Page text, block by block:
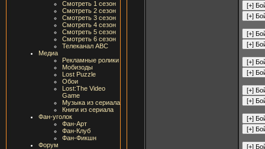
Смотреть 1 сезон
Смотреть 2 сезон
Смотреть 3 сезон
Смотреть 4 сезон
Смотреть 5 сезон
Смотреть 6 сезон
Телеканал ABC
Медиа
Рекламные ролики
Мобизоды
Lost Puzzle
Обои
Lost:The Video
Game
Музыка из сериала
Книги из сериала
Фан-уголок
Фан-Арт
Фан-Клуб
Фан-Фикшн
Форум